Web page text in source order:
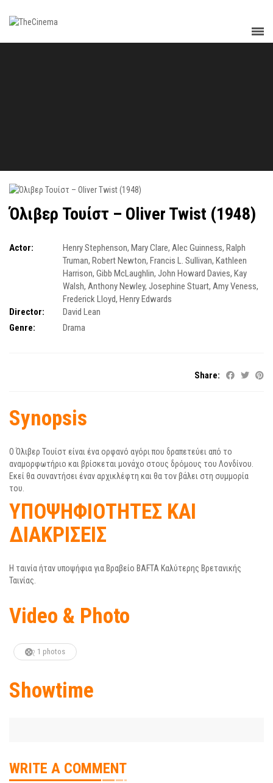
Όλιβερ Τουίστ – Oliver Twist (1948)
Actor: Henry Stephenson, Mary Clare, Alec Guinness, Ralph
Truman, Robert Newton, Francis L. Sullivan, Kathleen
Harrison, Gibb McLaughlin, John Howard Davies, Kay
Walsh, Anthony Newley, Josephine Stuart, Amy Veness,
Frederick Lloyd, Henry Edwards
Director:
David Lean
Genre:
Drama
Share:
Synopsis
Ο Όλιβερ Τουίστ είναι ένα ορφανό αγόρι που δραπετεύει από το
αναμορφωτήριο και βρίσκεται μονάχο στους δρόμους του Λονδίνου.
Εκεί θα συναντήσει έναν αρχικλέφτη και θα τον βάλει στη συμμορία
του.
ΥΠΟΨΗΦΙΟΤΗΤΕΣ ΚΑΙ
ΔΙΑΚΡΙΣΕΙΣ
Η ταινία ήταν υποψήφια για Βραβείο BAFTA Καλύτερης Βρετανικής
Ταινίας.
Video & Photo
1 photos
Showtime
WRITE A COMMENT